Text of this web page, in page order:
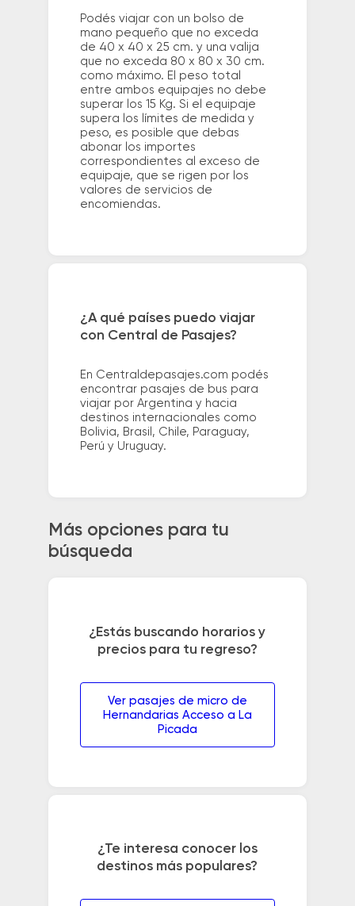
Podés viajar con un bolso de
mano pequeño que no exceda
de 40 x 40 x 25 cm. y una valija
que no exceda 80 x 80 x 30 cm.
como máximo. El peso total
entre ambos equipajes no debe
superar los 15 Kg. Si el equipaje
supera los límites de medida y
peso, es posible que debas
abonar los importes
correspondientes al exceso de
equipaje, que se rigen por los
valores de servicios de
encomiendas.
¿A qué países puedo viajar
con Central de Pasajes?
En Centraldepasajes.com podés
encontrar pasajes de bus para
viajar por Argentina y hacia
destinos internacionales como
Bolivia, Brasil, Chile, Paraguay,
Perú y Uruguay.
Más opciones para tu
búsqueda
¿Estás buscando horarios y
precios para tu regreso?
Ver pasajes de micro de
Hernandarias Acceso a La
Picada
¿Te interesa conocer los
destinos más populares?